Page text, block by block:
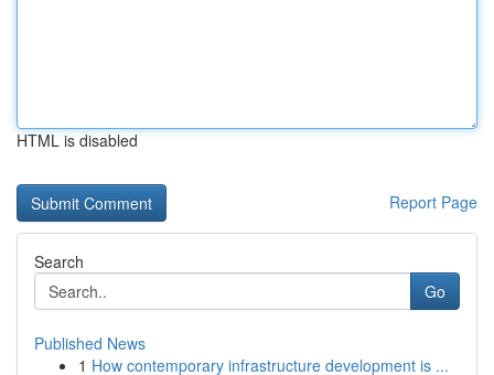
HTML is disabled
Report Page
Search
Go
Published News
1 How contemporary infrastructure development is ...